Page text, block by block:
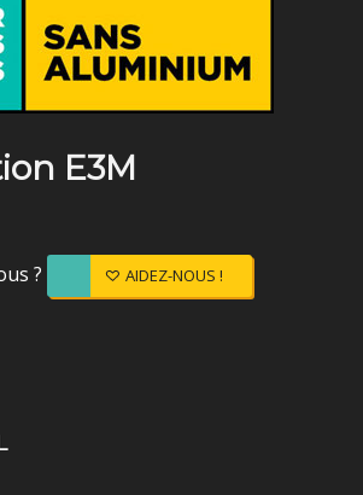
E3M
? AIDEZ-NOUS !